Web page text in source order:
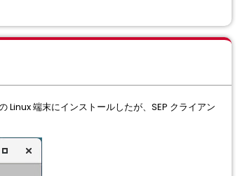
端末にインストールしたが、SEP クライアン